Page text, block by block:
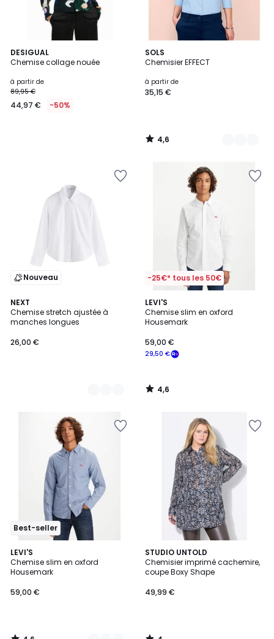
DESIGUAL
Chemise collage nouée
à partir de
89,95 €
44,97 € -50%
SOLS
Chemisier EFFECT
à partir de
35,15 €
4,6
/ 5
4
Couleurs
4,6
/
Nouveau
NEXT
Chemise stretch ajustée à
manches longues
26,00 €
2
Couleurs
-25€* tous les 50€
LEVI'S
Chemise slim en oxford
Housemark
29,50 €
59,00 €
4,6
/ 5
4,6
/
Best-seller
LEVI'S
Chemise slim en oxford
Housemark
59,00 €
4,6
/ 5
2
Couleurs
STUDIO UNTOLD
Chemisier imprimé cachemire,
coupe Boxy Shape
49,99 €
4
/
5